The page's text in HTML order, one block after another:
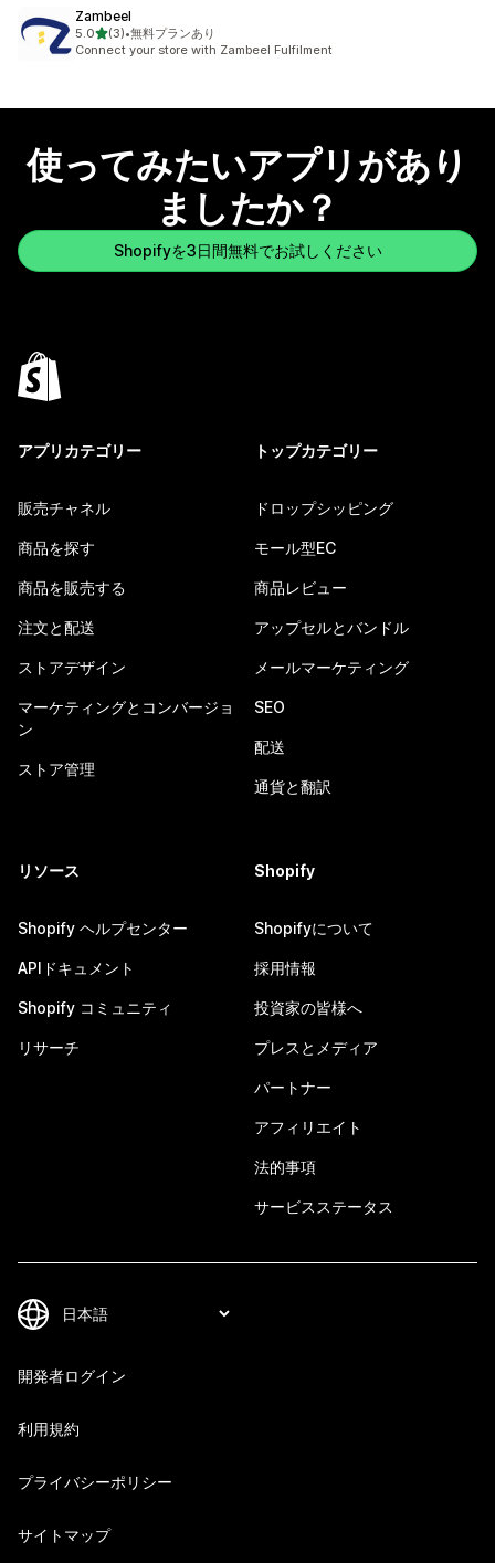
Zambeel
5.05つ星中
(3)
合計レビュー数：3件
•無料プランあり
Connect your store with Zambeel Fulfilment
使ってみたいアプリがあり
ましたか？
Shopifyを3日間無料でお試しください
アプリカテゴリー
販売チャネル
商品を探す
商品を販売する
注文と配送
ストアデザイン
マーケティングとコンバージョ
ン
ストア管理
トップカテゴリー
ドロップシッピング
モール型EC
商品レビュー
アップセルとバンドル
メールマーケティング
SEO
配送
通貨と翻訳
リソース
Shopify ヘルプセンター
APIドキュメント
Shopify コミュニティ
リサーチ
Shopify
Shopifyについて
採用情報
投資家の皆様へ
プレスとメディア
パートナー
アフィリエイト
法的事項
サービスステータス
開発者ログイン
利用規約
プライバシーポリシー
サイトマップ